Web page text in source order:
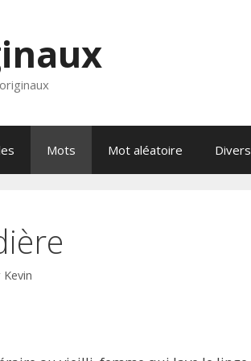
Mots Mot aléatoire Divers
Kevin